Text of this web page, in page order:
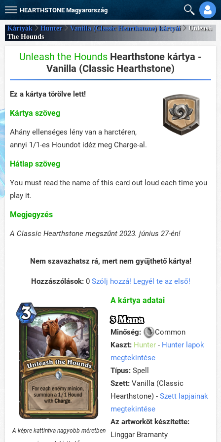
HEARTHSTONE Magyarország
Kártyák Hunter Vanilla (Classic Hearthstone) kártyái
Unleash
The Hounds
Unleash the Hounds Hearthstone kártya -
Vanilla (Classic Hearthstone)
Ez a kártya törölve lett!
Kártya szöveg
Ahány ellenséges lény van a harctéren,
annyi 1/1-es Houndot idéz meg Charge-al.
Hátlap szöveg
You must read the name of this card out loud each time you
play it.
Megjegyzés
A Classic Hearthstone megszűnt 2023. június 27-én!
Nem szavazhatsz rá, mert nem gyűjthető kártya!
Hozzászólások:0 Szólj hozzá! Legyél te az első!
A képre kattintva nagyobb méretben
A kártya adatai
3 Mana
Minőség:
Common
Kaszt: Hunter - Hunter lapok
megtekintése
Típus: Spell
Szett: Vanilla (Classic
Hearthstone) - Szett lapjainak
megtekintése
Az artworköt készítette:
Linggar Bramanty